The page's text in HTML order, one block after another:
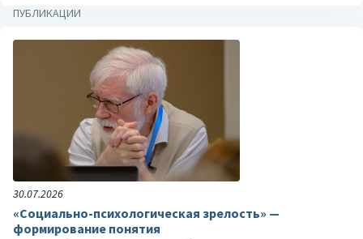
ПУБЛИКАЦИИ
30.07.2026
«Социально-психологическая зрелость» —
формирование понятия